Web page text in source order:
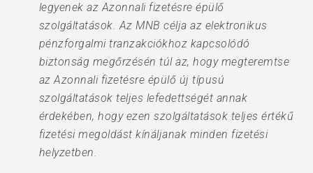
legyenek az Azonnali fizetésre épülő
szolgáltatások. Az MNB célja az elektronikus
pénzforgalmi tranzakciókhoz kapcsolódó
biztonság megőrzésén túl az, hogy megteremtse
az Azonnali fizetésre épülő új típusú
szolgáltatások teljes lefedettségét annak
érdekében, hogy ezen szolgáltatások teljes értékű
fizetési megoldást kínáljanak minden fizetési
helyzetben.